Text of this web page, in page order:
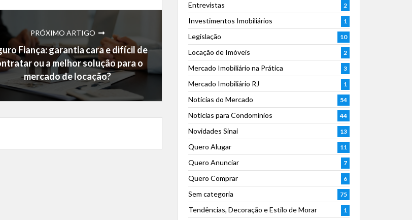
PRÓXIMO ARTIGO
Fiança: garantia cara e difícil de
ou a melhor solução para o
mercado de locação?
Entrevistas 2
Investimentos Imobiliários 1
Legislação 10
Locação de Imóveis 2
Mercado Imobiliário na Prática 3
Mercado Imobiliário RJ 1
Notícias do Mercado 54
Notícias para Condomínios 44
Novidades Sinai 13
Quero Alugar 11
Quero Anunciar 7
Quero Comprar 6
Sem categoria 75
Tendências, Decoração e Estilo de Morar 1